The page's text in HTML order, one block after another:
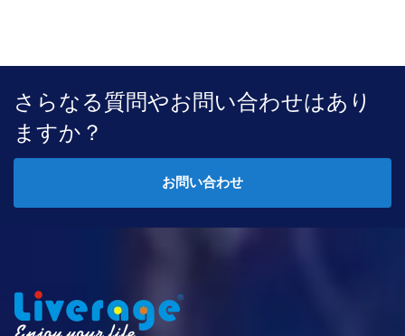
さらなる質問やお問い合わせはあり
ますか？
お問い合わせ